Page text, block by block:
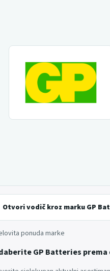
Otvori vodič kroz marku GP
ponuda marke
GP Batteries